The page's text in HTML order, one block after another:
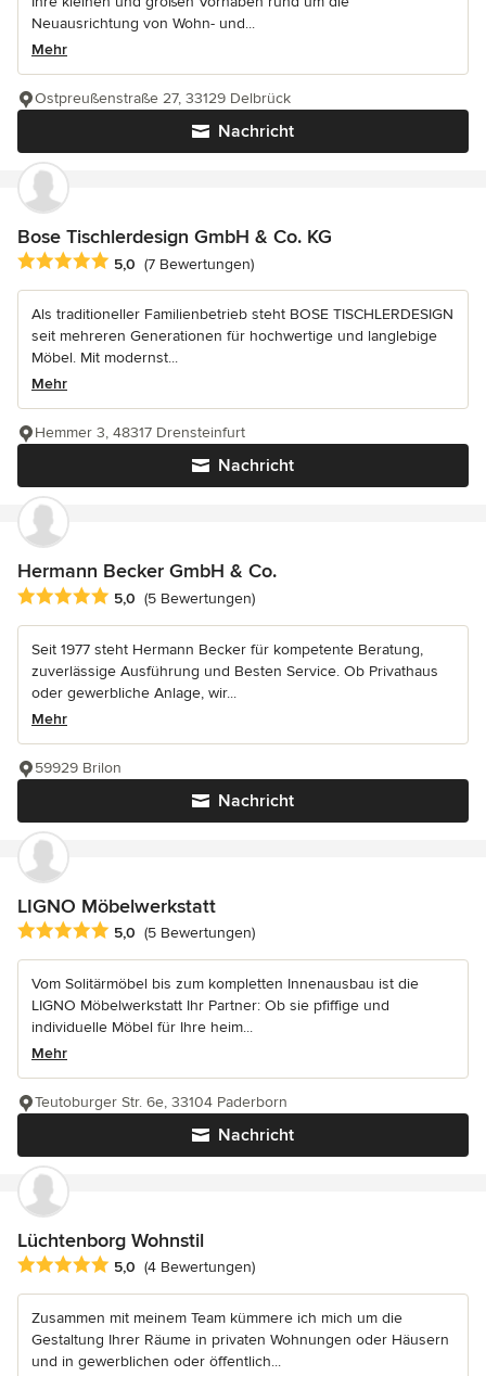
Neuausrichtung von Wohn- und...
Mehr
Nachricht
Ostpreußenstraße 27, 33129 Delbrück
Bose Tischlerdesign GmbH & Co. KG
Durchschnittliche Bewertung: 5 von 5 Sternen
5,0 (7 Bewertungen)
Als traditioneller Familienbetrieb steht BOSE TISCHLERDESIGN
seit mehreren Generationen für hochwertige und langlebige
Möbel. Mit modernst...
Mehr
Nachricht
Hemmer 3, 48317 Drensteinfurt
Hermann Becker GmbH & Co.
Durchschnittliche Bewertung: 5 von 5 Sternen
5,0 (5 Bewertungen)
Seit 1977 steht Hermann Becker für kompetente Beratung,
zuverlässige Ausführung und Besten Service. Ob Privathaus
oder gewerbliche Anlage, wir...
Mehr
Nachricht
59929 Brilon
LIGNO Möbelwerkstatt
Durchschnittliche Bewertung: 5 von 5 Sternen
5,0 (5 Bewertungen)
Vom Solitärmöbel bis zum kompletten Innenausbau ist die
LIGNO Möbelwerkstatt Ihr Partner: Ob sie pfiffige und
individuelle Möbel für Ihre heim...
Mehr
Nachricht
Teutoburger Str. 6e, 33104 Paderborn
Lüchtenborg Wohnstil
Durchschnittliche Bewertung: 5 von 5 Sternen
5,0 (4 Bewertungen)
Zusammen mit meinem Team kümmere ich mich um die
Gestaltung Ihrer Räume in privaten Wohnungen oder Häusern
und in gewerblichen oder öffentlich...